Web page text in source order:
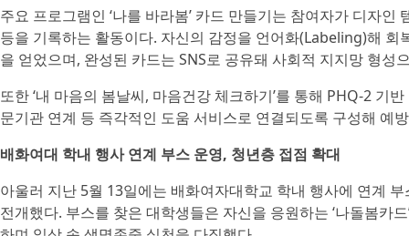
주요 프로그램인 ‘나를 바라봄’ 카드 만들기는 참여자가 디자
등을 기록하는 활동이다. 자신의 감정을 언어화(Labeling)해
을 얻었으며, 완성된 카드는 SNS로 공유돼 사회적 지지망 형성
또한 ‘내 마음의 봄날씨, 마음건강 체크하기’를 통해 PHQ-2 기
문기관 연계 등 즉각적인 도움 서비스로 연결되도록 구성해 예
배화여대 학내 행사 연계 부스 운영, 청년층 접점 확대
아울러 지난 5월 13일에는 배화여자대학교 학내 행사에 연계
전개했다. 부스를 찾은 대학생들은 자신을 응원하는 ‘나돌봄카